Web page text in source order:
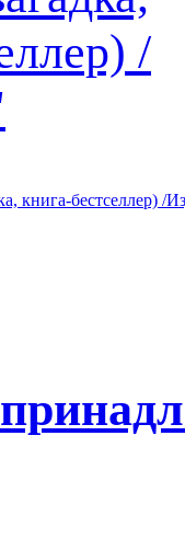
книга-бестселлер) /